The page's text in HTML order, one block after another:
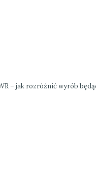
– jak rozróżnić wyrób